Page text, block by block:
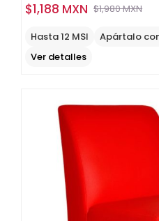
$1,980 MXN
$1,188 MXN
Hasta 12 MSI
Apártalo
Ver detalles